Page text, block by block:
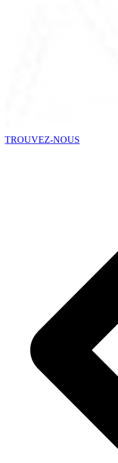
TROUVEZ-NOUS